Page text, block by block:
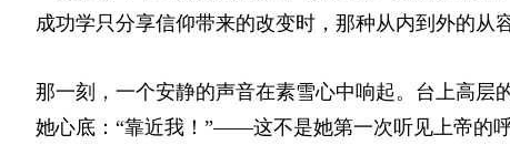
成功学只分享信仰带来的改变时，那种从内到外的从
那一刻，一个安静的声音在素雪心中响起。台上高层
她心底：“靠近我！”——这不是她第一次听见上帝的